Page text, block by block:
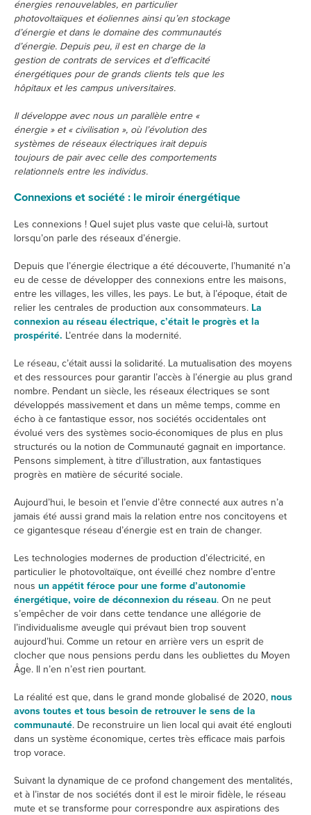
énergies renouvelables, en particulier
photovoltaïques et éoliennes ainsi qu’en stockage
d’énergie et dans le domaine des communautés
d’énergie. Depuis peu, il est en charge de la
gestion de contrats de services et d’efficacité
énergétiques pour de grands clients tels que les
hôpitaux et les campus universitaires.
Il développe avec nous un parallèle entre «
énergie » et « civilisation », où l’évolution des
systèmes de réseaux électriques irait depuis
toujours de pair avec celle des comportements
relationnels entre les individus.
Connexions et société : le miroir énergétique
Les connexions ! Quel sujet plus vaste que celui-là, surtout
lorsqu’on parle des réseaux d’énergie.
Depuis que l’énergie électrique a été découverte, l’humanité n’a
eu de cesse de développer des connexions entre les maisons,
entre les villages, les villes, les pays. Le but, à l’époque, était de
relier les centrales de production aux consommateurs. La
connexion au réseau électrique, c’était le progrès et la
prospérité. L’entrée dans la modernité.
Le réseau, c’était aussi la solidarité. La mutualisation des moyens
et des ressources pour garantir l’accès à l’énergie au plus grand
nombre. Pendant un siècle, les réseaux électriques se sont
développés massivement et dans un même temps, comme en
écho à ce fantastique essor, nos sociétés occidentales ont
évolué vers des systèmes socio-économiques de plus en plus
structurés ou la notion de Communauté gagnait en importance.
Pensons simplement, à titre d’illustration, aux fantastiques
progrès en matière de sécurité sociale.
Aujourd’hui, le besoin et l’envie d’être connecté aux autres n’a
jamais été aussi grand mais la relation entre nos concitoyens et
ce gigantesque réseau d’énergie est en train de changer.
Les technologies modernes de production d’électricité, en
particulier le photovoltaïque, ont éveillé chez nombre d’entre
nous un appétit féroce pour une forme d’autonomie
énergétique, voire de déconnexion du réseau. On ne peut
s’empêcher de voir dans cette tendance une allégorie de
l’individualisme aveugle qui prévaut bien trop souvent
aujourd’hui. Comme un retour en arrière vers un esprit de
clocher que nous pensions perdu dans les oubliettes du Moyen
Âge. Il n’en n’est rien pourtant.
La réalité est que, dans le grand monde globalisé de 2020, nous
avons toutes et tous besoin de retrouver le sens de la
communauté. De reconstruire un lien local qui avait été englouti
dans un système économique, certes très efficace mais parfois
trop vorace.
Suivant la dynamique de ce profond changement des mentalités,
et à l’instar de nos sociétés dont il est le miroir fidèle, le réseau
mute et se transforme pour correspondre aux aspirations des